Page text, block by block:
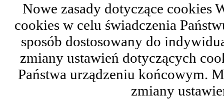
Nowe zasady dotyczące cookies
cookies w celu świadczenia
sposób dostosowany do
zmiany ustawień dotyczących
Państwa urządzeniu końcowym.
zmiany